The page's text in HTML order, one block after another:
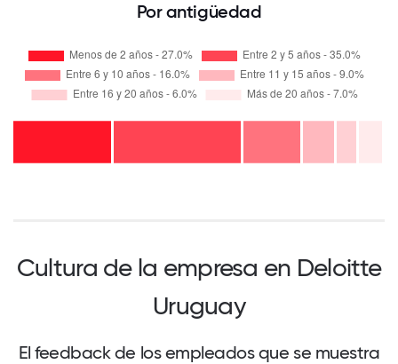
Por antigüedad
Cultura de la empresa en Deloitte
Uruguay
El feedback de los empleados que se muestra